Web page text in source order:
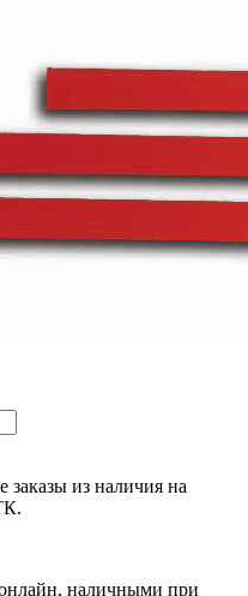
из наличия на
онлайн, наличными при